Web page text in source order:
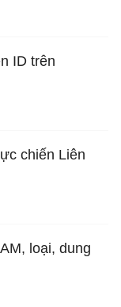
ID trên
chiến Liên
loại, dung